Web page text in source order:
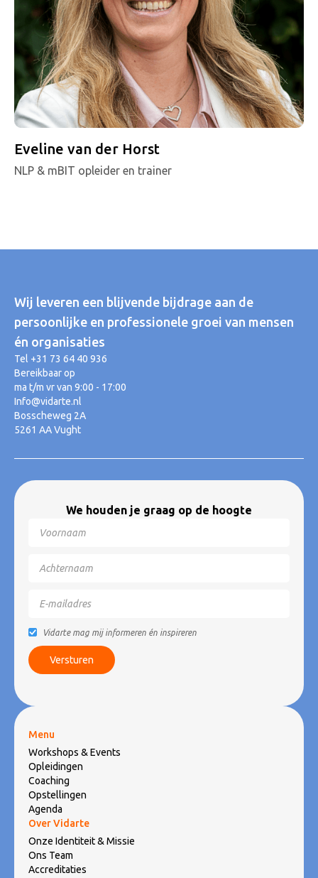
Eveline van der Horst
NLP & mBIT opleider en trainer
Wij leveren een blijvende bijdrage aan de
persoonlijke en professionele groei van mensen
én organisaties
Tel +31 73 64 40 936
Bereikbaar op
ma t/m vr van 9:00 - 17:00
Info@vidarte.nl
Bosscheweg 2A
5261 AA Vught
We houden je graag op de hoogte
Vidarte mag mij informeren én inspireren
Menu
Workshops & Events
Opleidingen
Coaching
Opstellingen
Agenda
Over Vidarte
Onze Identiteit & Missie
Ons Team
Accreditaties